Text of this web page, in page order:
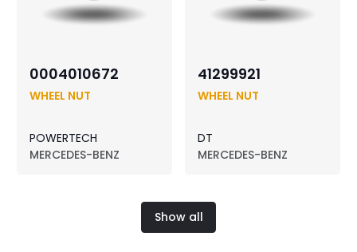
0004010672
WHEEL NUT
POWERTECH
MERCEDES-BENZ
41299921
WHEEL NUT
DT
MERCEDES-BENZ
Show all